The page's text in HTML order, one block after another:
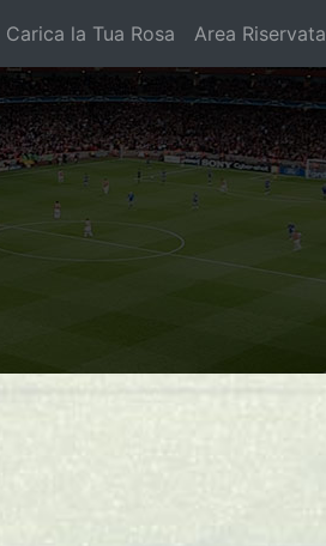
Carica la Tua Rosa Area Riservata